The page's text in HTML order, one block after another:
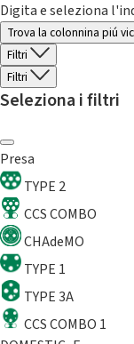
Digita e seleziona
Trova la colonnina piú
Filtri
Filtri
Seleziona i filtri
Presa
TYPE 2
CCS COMBO
CHAdeMO
TYPE 1
TYPE 3A
CCS COMBO 1